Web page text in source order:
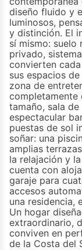
diseño fluido y
luminosos,
y distinción. El
sí mismo: suelo
privado,
convierten
sus espacios
zona de
completamente
tamaño, sala
espectacular
puestas de sol
soñar: una
amplias
la relajación y
cuenta con
garaje para
accesos
una residencia,
‌Un ‌hogar
‌extraordinario,
‌conviven en
‌de ‌la ‌Costa ‌del